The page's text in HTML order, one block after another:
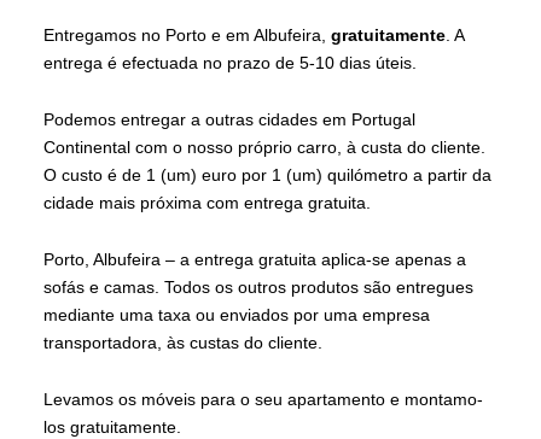
Entregamos no Porto e em Albufeira, gratuitamente . A
entrega é efectuada no prazo de 5-10 dias úteis.
Podemos entregar a outras cidades em Portugal
Continental com o nosso próprio carro, à custa do cliente.
O custo é de 1 (um) euro por 1 (um) quilómetro a partir da
cidade mais próxima com entrega gratuita.
Porto, Albufeira – a entrega gratuita aplica-se apenas a
sofás e camas. Todos os outros produtos são entregues
mediante uma taxa ou enviados por uma empresa
transportadora, às custas do cliente.
Levamos os móveis para o seu apartamento e montamo-
los gratuitamente.